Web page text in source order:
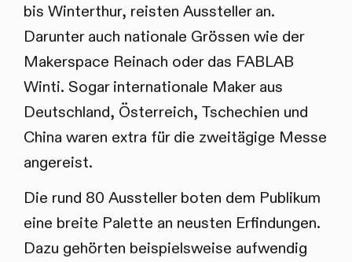
bis Winterthur, reisten Aussteller an.
Darunter auch nationale Grössen wie der
Makerspace Reinach oder das FABLAB
Winti. Sogar internationale Maker aus
Deutschland, Österreich, Tschechien und
China waren extra für die zweitägige Messe
angereist.
Die rund 80 Aussteller boten dem Publikum
eine breite Palette an neusten Erfindungen.
Dazu gehörten beispielsweise aufwendig